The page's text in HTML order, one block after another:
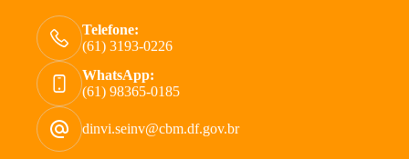
Telefone:
(61) 3193-0226
WhatsApp:
(61) 98365-0185
dinvi.seinv@cbm.df.gov.br